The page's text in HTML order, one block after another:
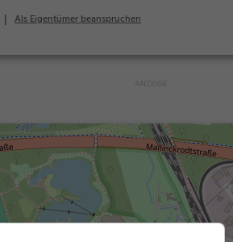
| Als Eigentümer beanspruchen